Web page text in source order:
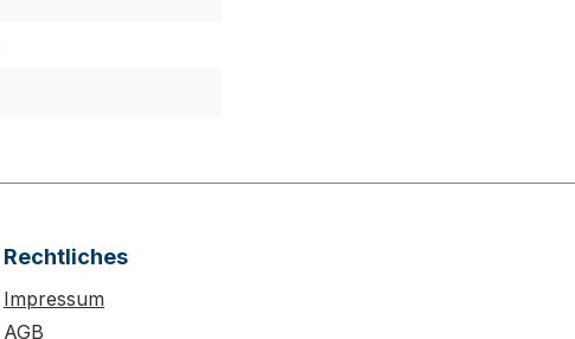
Rechtliches
Impressum
AGB